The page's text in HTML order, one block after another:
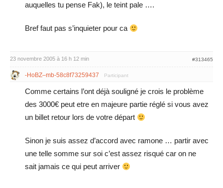
auquelles tu pense Fak), le teint pale ….
Bref faut pas s’inquieter pour ca
23 novembre 2005 à 16 h 12 min #313465
-HoBZ–mb-58c8f73259437 Participant
Comme certains l’ont déjà souligné je crois le problème
des 3000€ peut etre en majeure partie réglé si vous avez
un billet retour lors de votre départ
Sinon je suis assez d’accord avec ramone … partir avec
une telle somme sur soi c’est assez risqué car on ne
sait jamais ce qui peut arriver